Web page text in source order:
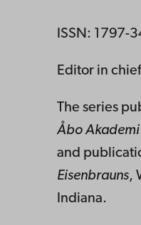
ISSN: 1797-
Editor in
The series
Åbo
and
Eisenbrauns,
Indiana.